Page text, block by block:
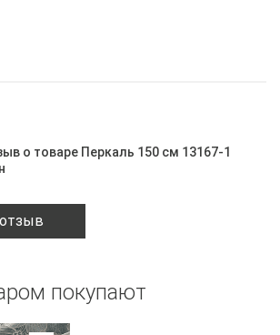
о товаре Перкаль 150 см 13167-1
покупают